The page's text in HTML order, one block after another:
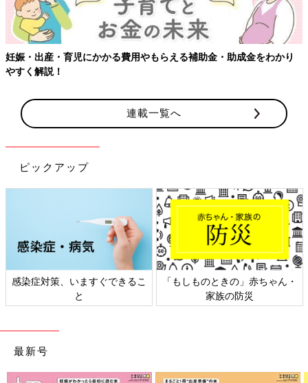
【ワクチン接種できるものも】妊婦の感染症対策、知っておいて！
連載一覧へ
ピックアップ
日本外来小児科学会リーフレッ
ト検討会
六星占術 細木かおりさんの人生
相談
最新号